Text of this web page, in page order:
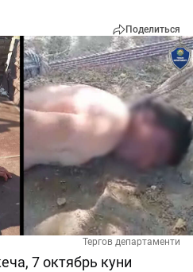
Поделиться
Тергов департаменти
7 октябрь куни